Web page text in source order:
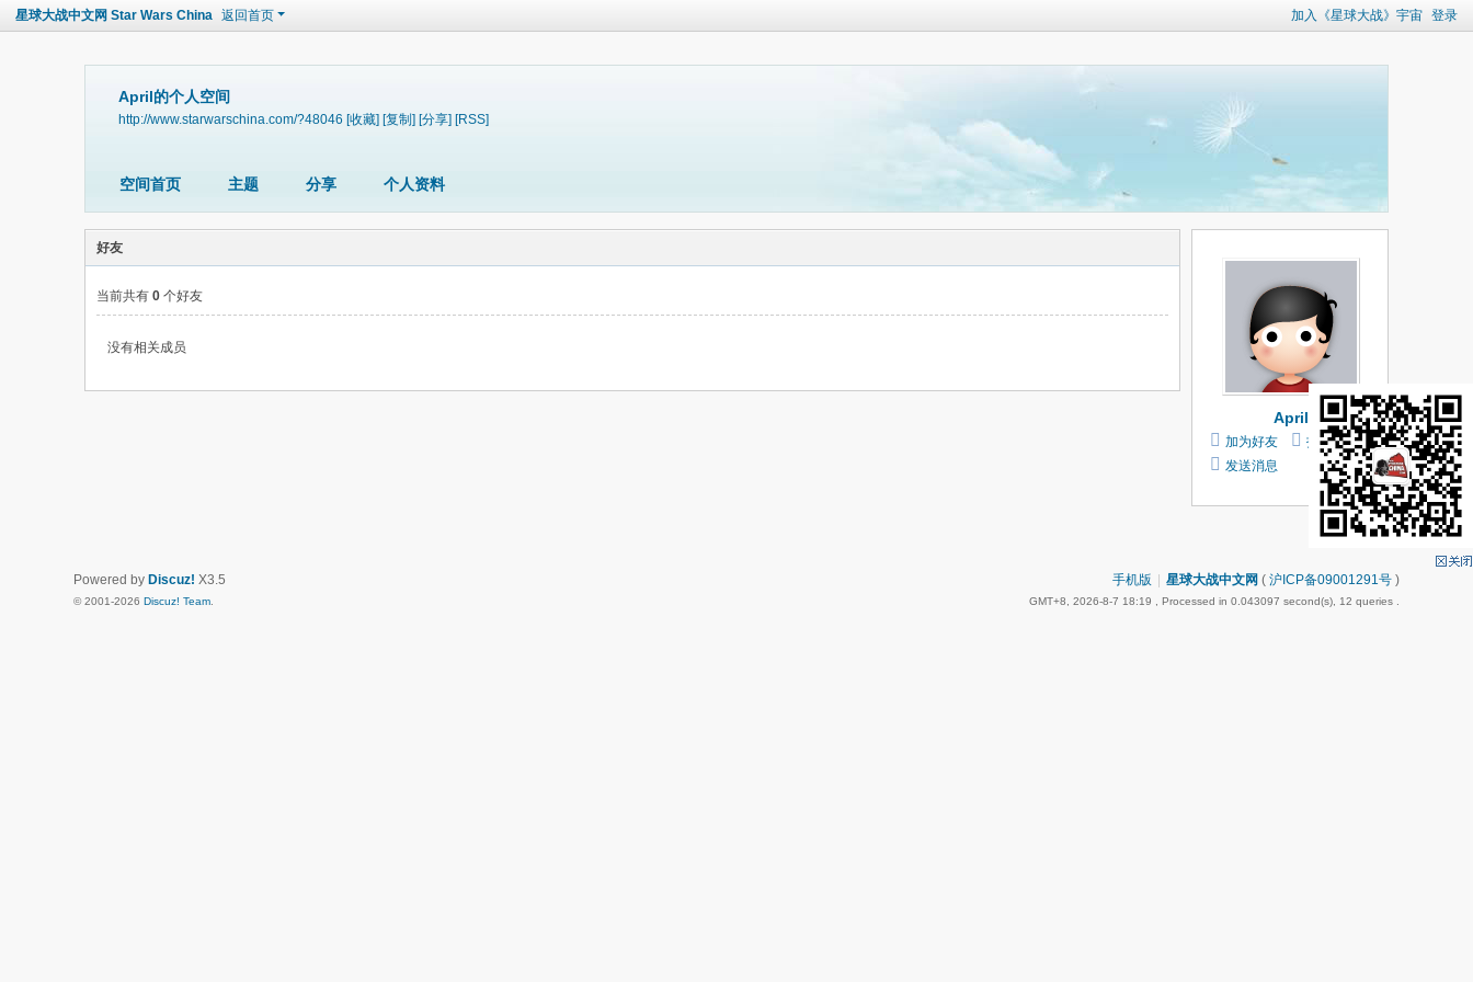
加入《星球大战》宇宙 登录
星球大战中文网 Star Wars China 返回首页
April的个人空间
http://www.starwarschina.com/?48046 [收藏] [复制] [分享] [RSS]
空间首页 主题 分享 个人资料
好友
当前共有 0 个好友
没有相关成员
April
加为好友
打个招呼
发送消息
手机版 星球大战中文网 ( 沪ICP备09001291号 )
GMT+8, 2026-8-7 18:19 , Processed in 0.043097 second(s), 12 queries .
Powered by Discuz! X3.5
© 2001-2026 Discuz! Team